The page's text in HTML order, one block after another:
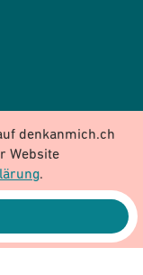
denkanmich.ch
Website
.